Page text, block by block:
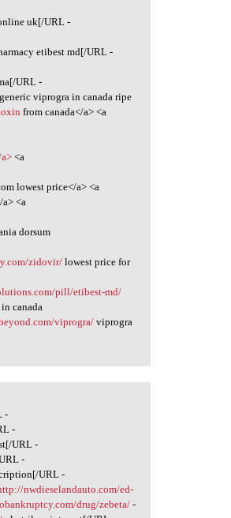
uk[/URL -
etibest md[/URL -
URL -
viprogra in canada ripe
from canada</a> <a
<a
lowest price</a> <a
<a
dorsum
zidovir/ lowest price for
pill/etibest-md/
canada
viprogra/ viprogra
-
-
URL -
-
URL -
nwdieselandauto.com/ed-
drug/zebeta/ -